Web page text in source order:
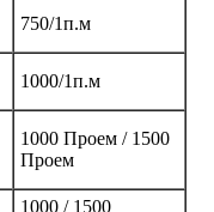
750/1п.м
1000/1п.м
1000 Проем / 1500
Проем
1000 / 1500